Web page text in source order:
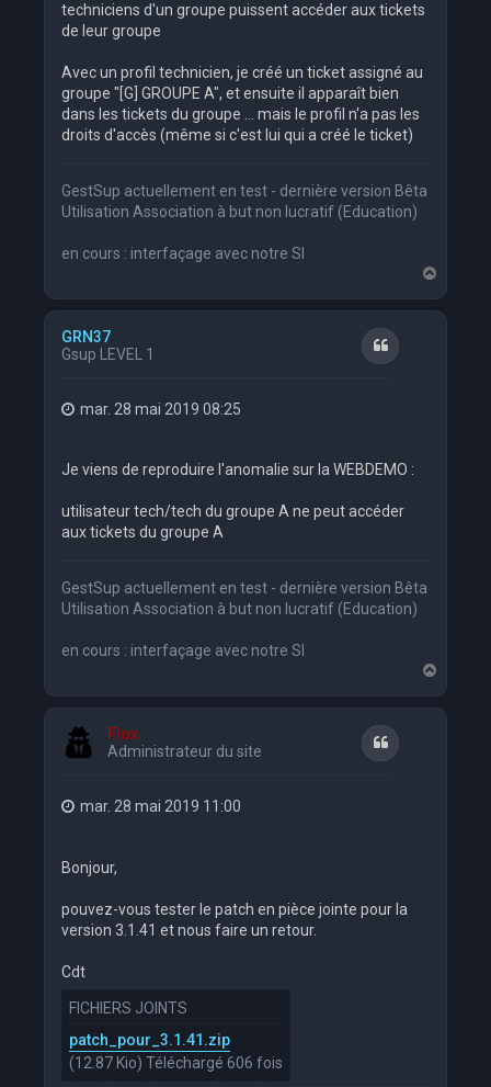
techniciens d'un groupe puissent accéder aux tickets
de leur groupe
Avec un profil technicien, je créé un ticket assigné au
groupe "[G] GROUPE A", et ensuite il apparaît bien
dans les tickets du groupe ... mais le profil n'a pas les
droits d'accès (même si c'est lui qui a créé le ticket)
GestSup actuellement en test - dernière version Bêta
Utilisation Association à but non lucratif (Education)
en cours : interfaçage avec notre SI
a
GRN37
Gsup LEVEL 1
Citation
mar. 28 mai 2019 08:25
Je viens de reproduire l'anomalie sur la WEBDEMO :
utilisateur tech/tech du groupe A ne peut accéder
aux tickets du groupe A
GestSup actuellement en test - dernière version Bêta
Utilisation Association à but non lucratif (Education)
en cours : interfaçage avec notre SI
a
u
Flox
Administrateur du site
Citation
mar. 28 mai 2019 11:00
Bonjour,
pouvez-vous tester le patch en pièce jointe pour la
version 3.1.41 et nous faire un retour.
Cdt
FICHIERS JOINTS
patch_pour_3.1.41.zip
(12.87 Kio) Téléchargé 606 fois